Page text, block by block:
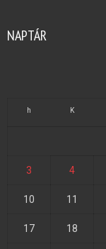
NAPTÁR
h K
3 4
10 11
17 18